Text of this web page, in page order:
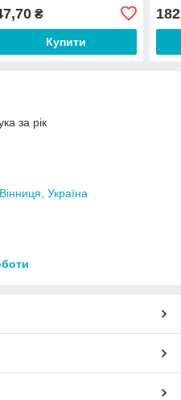
₴
Купити
за рік
Україна